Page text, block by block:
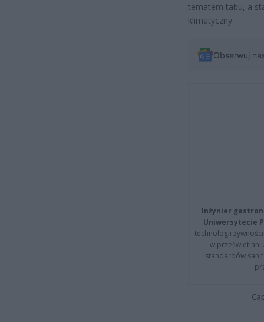
tematem tabu, a
klimatyczny.
Obserwuj
Inżynier
Uniwersytecie
technologii
w
standardów